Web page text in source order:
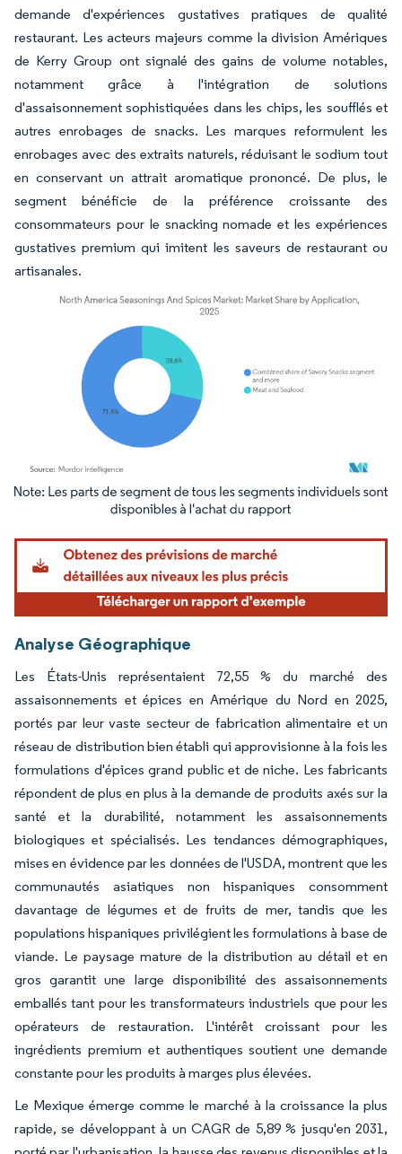
demande d'expériences gustatives pratiques de qualité
restaurant. Les acteurs majeurs comme la division Amériques
de Kerry Group ont signalé des gains de volume notables,
notamment grâce à l'intégration de solutions
d'assaisonnement sophistiquées dans les chips, les soufflés et
autres enrobages de snacks. Les marques reformulent les
enrobages avec des extraits naturels, réduisant le sodium tout
en conservant un attrait aromatique prononcé. De plus, le
segment bénéficie de la préférence croissante des
consommateurs pour le snacking nomade et les expériences
gustatives premium qui imitent les saveurs de restaurant ou
artisanales.
Image © Mordor Intelligence. La réutilisation nécessite une attribution sous CC BY
Analyse Géographique
Les États-Unis représentaient 72,55 % du marché des
assaisonnements et épices en Amérique du Nord en 2025,
portés par leur vaste secteur de fabrication alimentaire et un
réseau de distribution bien établi qui approvisionne à la fois les
formulations d'épices grand public et de niche. Les fabricants
répondent de plus en plus à la demande de produits axés sur la
santé et la durabilité, notamment les assaisonnements
biologiques et spécialisés. Les tendances démographiques,
mises en évidence par les données de l'USDA, montrent que les
communautés asiatiques non hispaniques consomment
davantage de légumes et de fruits de mer, tandis que les
populations hispaniques privilégient les formulations à base de
viande. Le paysage mature de la distribution au détail et en
gros garantit une large disponibilité des assaisonnements
emballés tant pour les transformateurs industriels que pour les
opérateurs de restauration. L'intérêt croissant pour les
ingrédients premium et authentiques soutient une demande
constante pour les produits à marges plus élevées.
Le Mexique émerge comme le marché à la croissance la plus
rapide, se développant à un CAGR de 5,89 % jusqu'en 2031,